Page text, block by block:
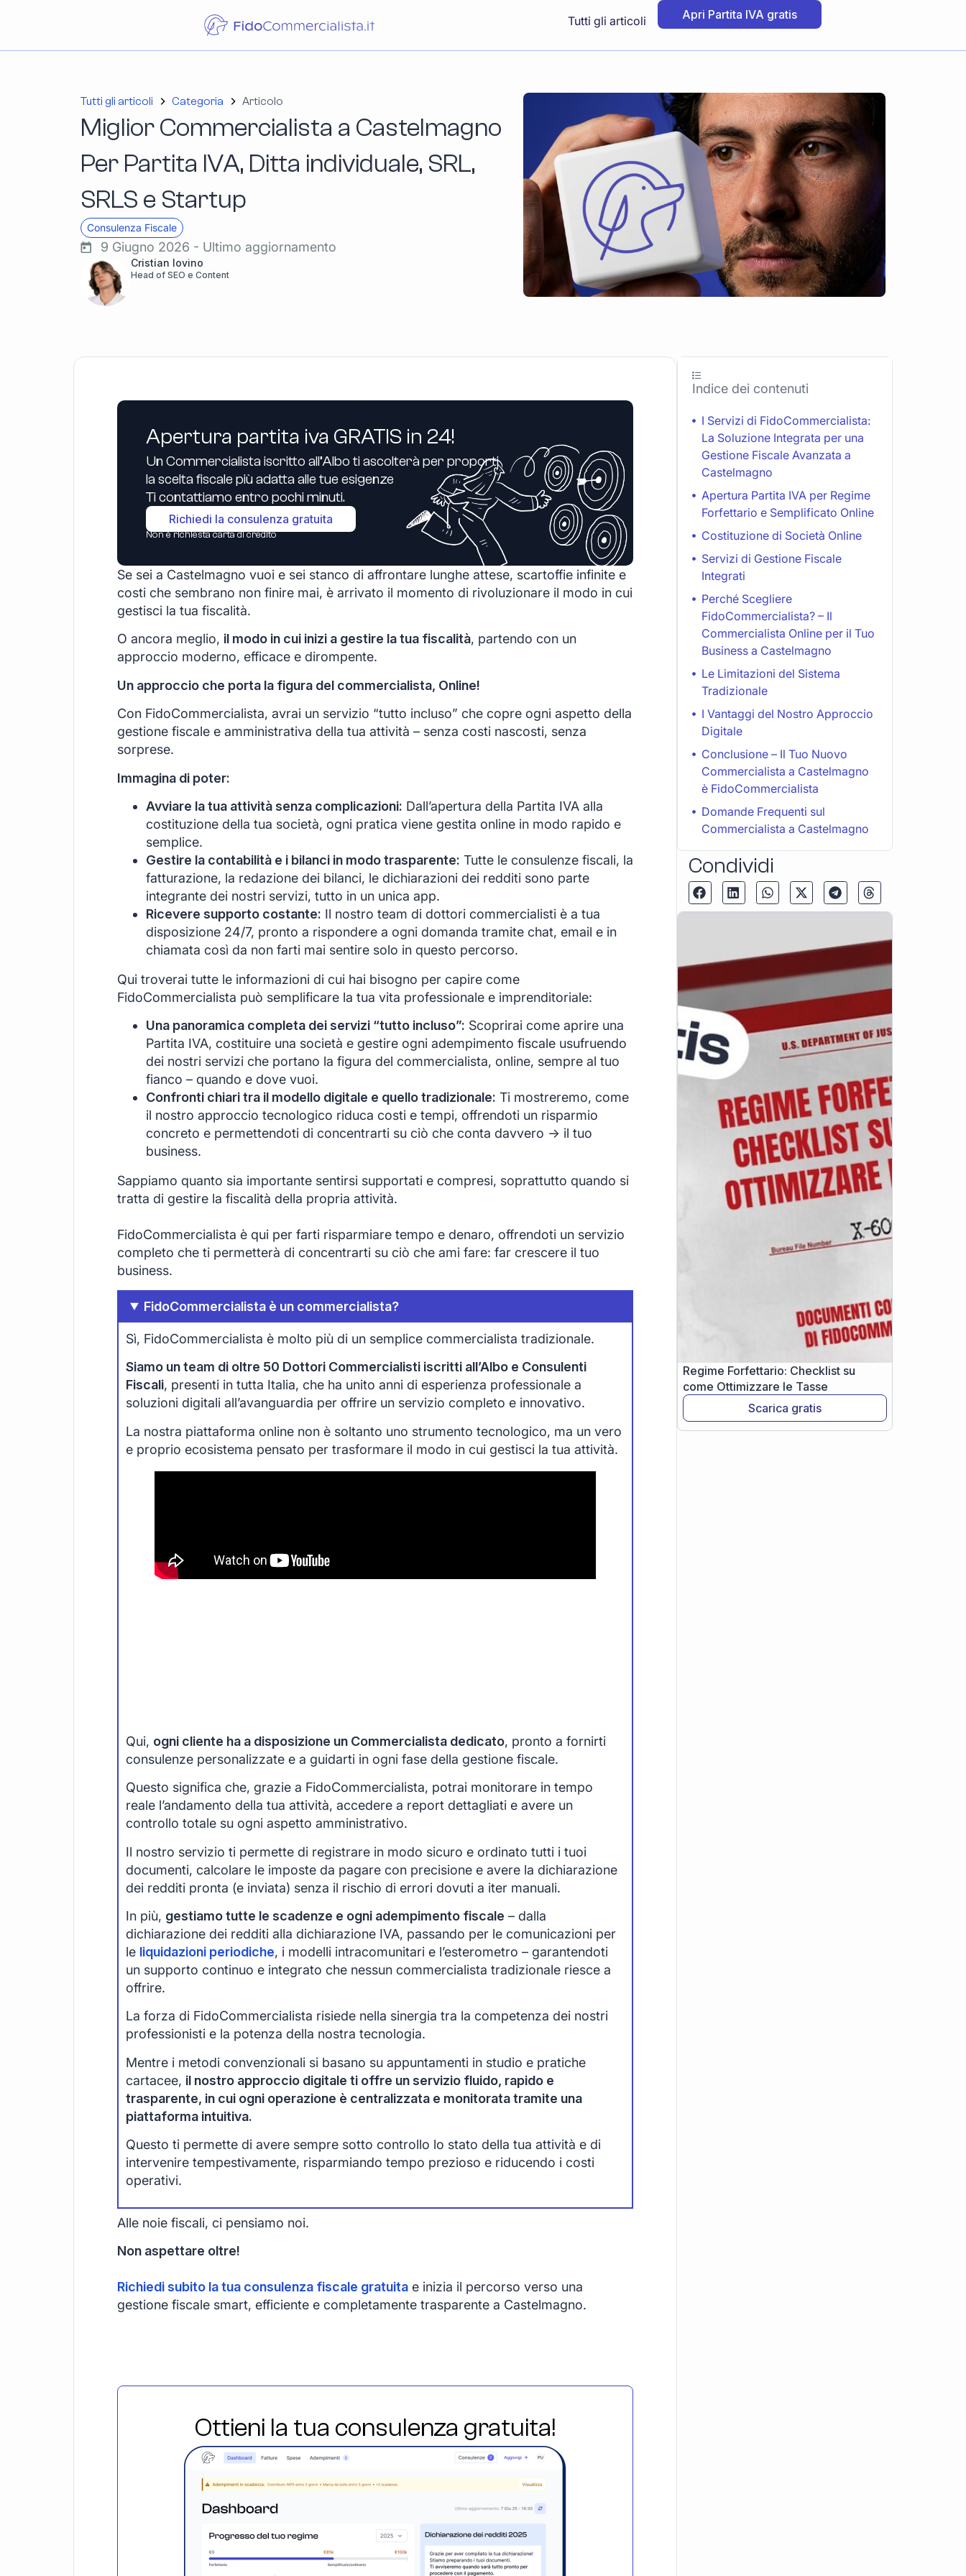
Tutti gli articoli Apri Partita IVA gratis
Tutti gli articoli Categoria Articolo
Miglior Commercialista a Castelmagno
Per Partita IVA, Ditta individuale, SRL,
SRLS e Startup
Consulenza Fiscale
9 Giugno 2026 - Ultimo aggiornamento
Cristian Iovino
Head of SEO e Content
Apertura partita iva GRATIS in 24!
Un Commercialista iscritto all’Albo ti ascolterà per proporti
la scelta fiscale più adatta alle tue esigenze
Ti contattiamo entro pochi minuti.
Richiedi la consulenza gratuita
Non è richiesta carta di credito
Se sei a Castelmagno vuoi e sei stanco di affrontare lunghe attese, scartoffie infinite e
costi che sembrano non finire mai, è arrivato il momento di rivoluzionare il modo in cui
gestisci la tua fiscalità.
O ancora meglio, il modo in cui inizi a gestire la tua fiscalità, partendo con un
approccio moderno, efficace e dirompente.
Un approccio che porta la figura del commercialista, Online!
Con FidoCommercialista, avrai un servizio “tutto incluso” che copre ogni aspetto della
gestione fiscale e amministrativa della tua attività – senza costi nascosti, senza
sorprese.
Immagina di poter:
Avviare la tua attività senza complicazioni: Dall’apertura della Partita IVA alla
costituzione della tua società, ogni pratica viene gestita online in modo rapido e
semplice.
Gestire la contabilità e i bilanci in modo trasparente: Tutte le consulenze fiscali, la
fatturazione, la redazione dei bilanci, le dichiarazioni dei redditi sono parte
integrante dei nostri servizi, tutto in un unica app.
Ricevere supporto costante: Il nostro team di dottori commercialisti è a tua
disposizione 24/7, pronto a rispondere a ogni domanda tramite chat, email e in
chiamata così da non farti mai sentire solo in questo percorso.
Qui troverai tutte le informazioni di cui hai bisogno per capire come
FidoCommercialista può semplificare la tua vita professionale e imprenditoriale:
Una panoramica completa dei servizi “tutto incluso”: Scoprirai come aprire una
Partita IVA, costituire una società e gestire ogni adempimento fiscale usufruendo
dei nostri servizi che portano la figura del commercialista, online, sempre al tuo
fianco – quando e dove vuoi.
Confronti chiari tra il modello digitale e quello tradizionale: Ti mostreremo, come
il nostro approccio tecnologico riduca costi e tempi, offrendoti un risparmio
concreto e permettendoti di concentrarti su ciò che conta davvero -> il tuo
business.
Sappiamo quanto sia importante sentirsi supportati e compresi, soprattutto quando si
tratta di gestire la fiscalità della propria attività.
FidoCommercialista è qui per farti risparmiare tempo e denaro, offrendoti un servizio
completo che ti permetterà di concentrarti su ciò che ami fare: far crescere il tuo
business.
FidoCommercialista è un commercialista?
Sì, FidoCommercialista è molto più di un semplice commercialista tradizionale.
Siamo un team di oltre 50 Dottori Commercialisti iscritti all’Albo e Consulenti
Fiscali, presenti in tutta Italia, che ha unito anni di esperienza professionale a
soluzioni digitali all’avanguardia per offrire un servizio completo e innovativo.
La nostra piattaforma online non è soltanto uno strumento tecnologico, ma un vero
e proprio ecosistema pensato per trasformare il modo in cui gestisci la tua attività.
Qui, ogni cliente ha a disposizione un Commercialista dedicato, pronto a fornirti
consulenze personalizzate e a guidarti in ogni fase della gestione fiscale.
Questo significa che, grazie a FidoCommercialista, potrai monitorare in tempo
reale l’andamento della tua attività, accedere a report dettagliati e avere un
controllo totale su ogni aspetto amministrativo.
Il nostro servizio ti permette di registrare in modo sicuro e ordinato tutti i tuoi
documenti, calcolare le imposte da pagare con precisione e avere la dichiarazione
dei redditi pronta (e inviata) senza il rischio di errori dovuti a iter manuali.
In più, gestiamo tutte le scadenze e ogni adempimento fiscale – dalla
dichiarazione dei redditi alla dichiarazione IVA, passando per le comunicazioni per
le liquidazioni periodiche, i modelli intracomunitari e l’esterometro – garantendoti
un supporto continuo e integrato che nessun commercialista tradizionale riesce a
offrire.
La forza di FidoCommercialista risiede nella sinergia tra la competenza dei nostri
professionisti e la potenza della nostra tecnologia.
Mentre i metodi convenzionali si basano su appuntamenti in studio e pratiche
cartacee, il nostro approccio digitale ti offre un servizio fluido, rapido e
trasparente, in cui ogni operazione è centralizzata e monitorata tramite una
piattaforma intuitiva.
Questo ti permette di avere sempre sotto controllo lo stato della tua attività e di
intervenire tempestivamente, risparmiando tempo prezioso e riducendo i costi
operativi.
Alle noie fiscali, ci pensiamo noi.
Non aspettare oltre!
Richiedi subito la tua consulenza fiscale gratuita e inizia il percorso verso una
gestione fiscale smart, efficiente e completamente trasparente a Castelmagno.
Ottieni la tua consulenza gratuita!
Indice dei contenuti
I Servizi di FidoCommercialista:
La Soluzione Integrata per una
Gestione Fiscale Avanzata a
Castelmagno
Apertura Partita IVA per Regime
Forfettario e Semplificato Online
Costituzione di Società Online
Servizi di Gestione Fiscale
Integrati
Perché Scegliere
FidoCommercialista? – Il
Commercialista Online per il Tuo
Business a Castelmagno
Le Limitazioni del Sistema
Tradizionale
I Vantaggi del Nostro Approccio
Digitale
Conclusione – Il Tuo Nuovo
Commercialista a Castelmagno
è FidoCommercialista
Domande Frequenti sul
Commercialista a Castelmagno
Condividi
Regime Forfettario: Checklist su
come Ottimizzare le Tasse
Scarica gratis